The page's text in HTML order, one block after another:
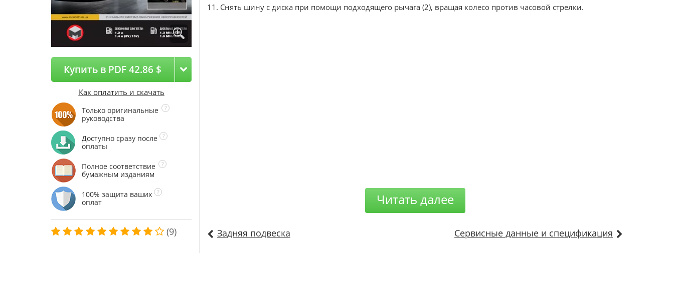
Купить в PDF 42.86 $
Как оплатить и скачать
Только оригинальные
руководства
Доступно сразу после
оплаты
Полное соответствие
бумажным изданиям
100% защита ваших
оплат
(9)
11. Снять шину с диска при помощи подходящего рычага (2), вращая колесо против часовой стрелки.
Читать далее
Задняя подвеска Сервисные данные и спецификация